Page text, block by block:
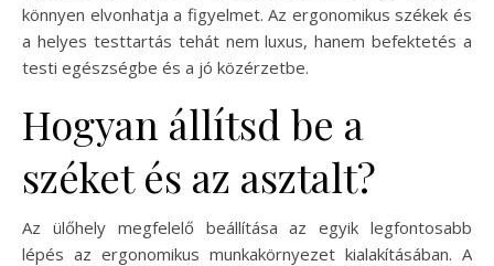
könnyen elvonhatja a figyelmet. Az ergonomikus székek és
a helyes testtartás tehát nem luxus, hanem befektetés a
testi egészségbe és a jó közérzetbe.
Hogyan állítsd be a
széket és az asztalt?
Az ülőhely megfelelő beállítása az egyik legfontosabb
lépés az ergonomikus munkakörnyezet kialakításában. A